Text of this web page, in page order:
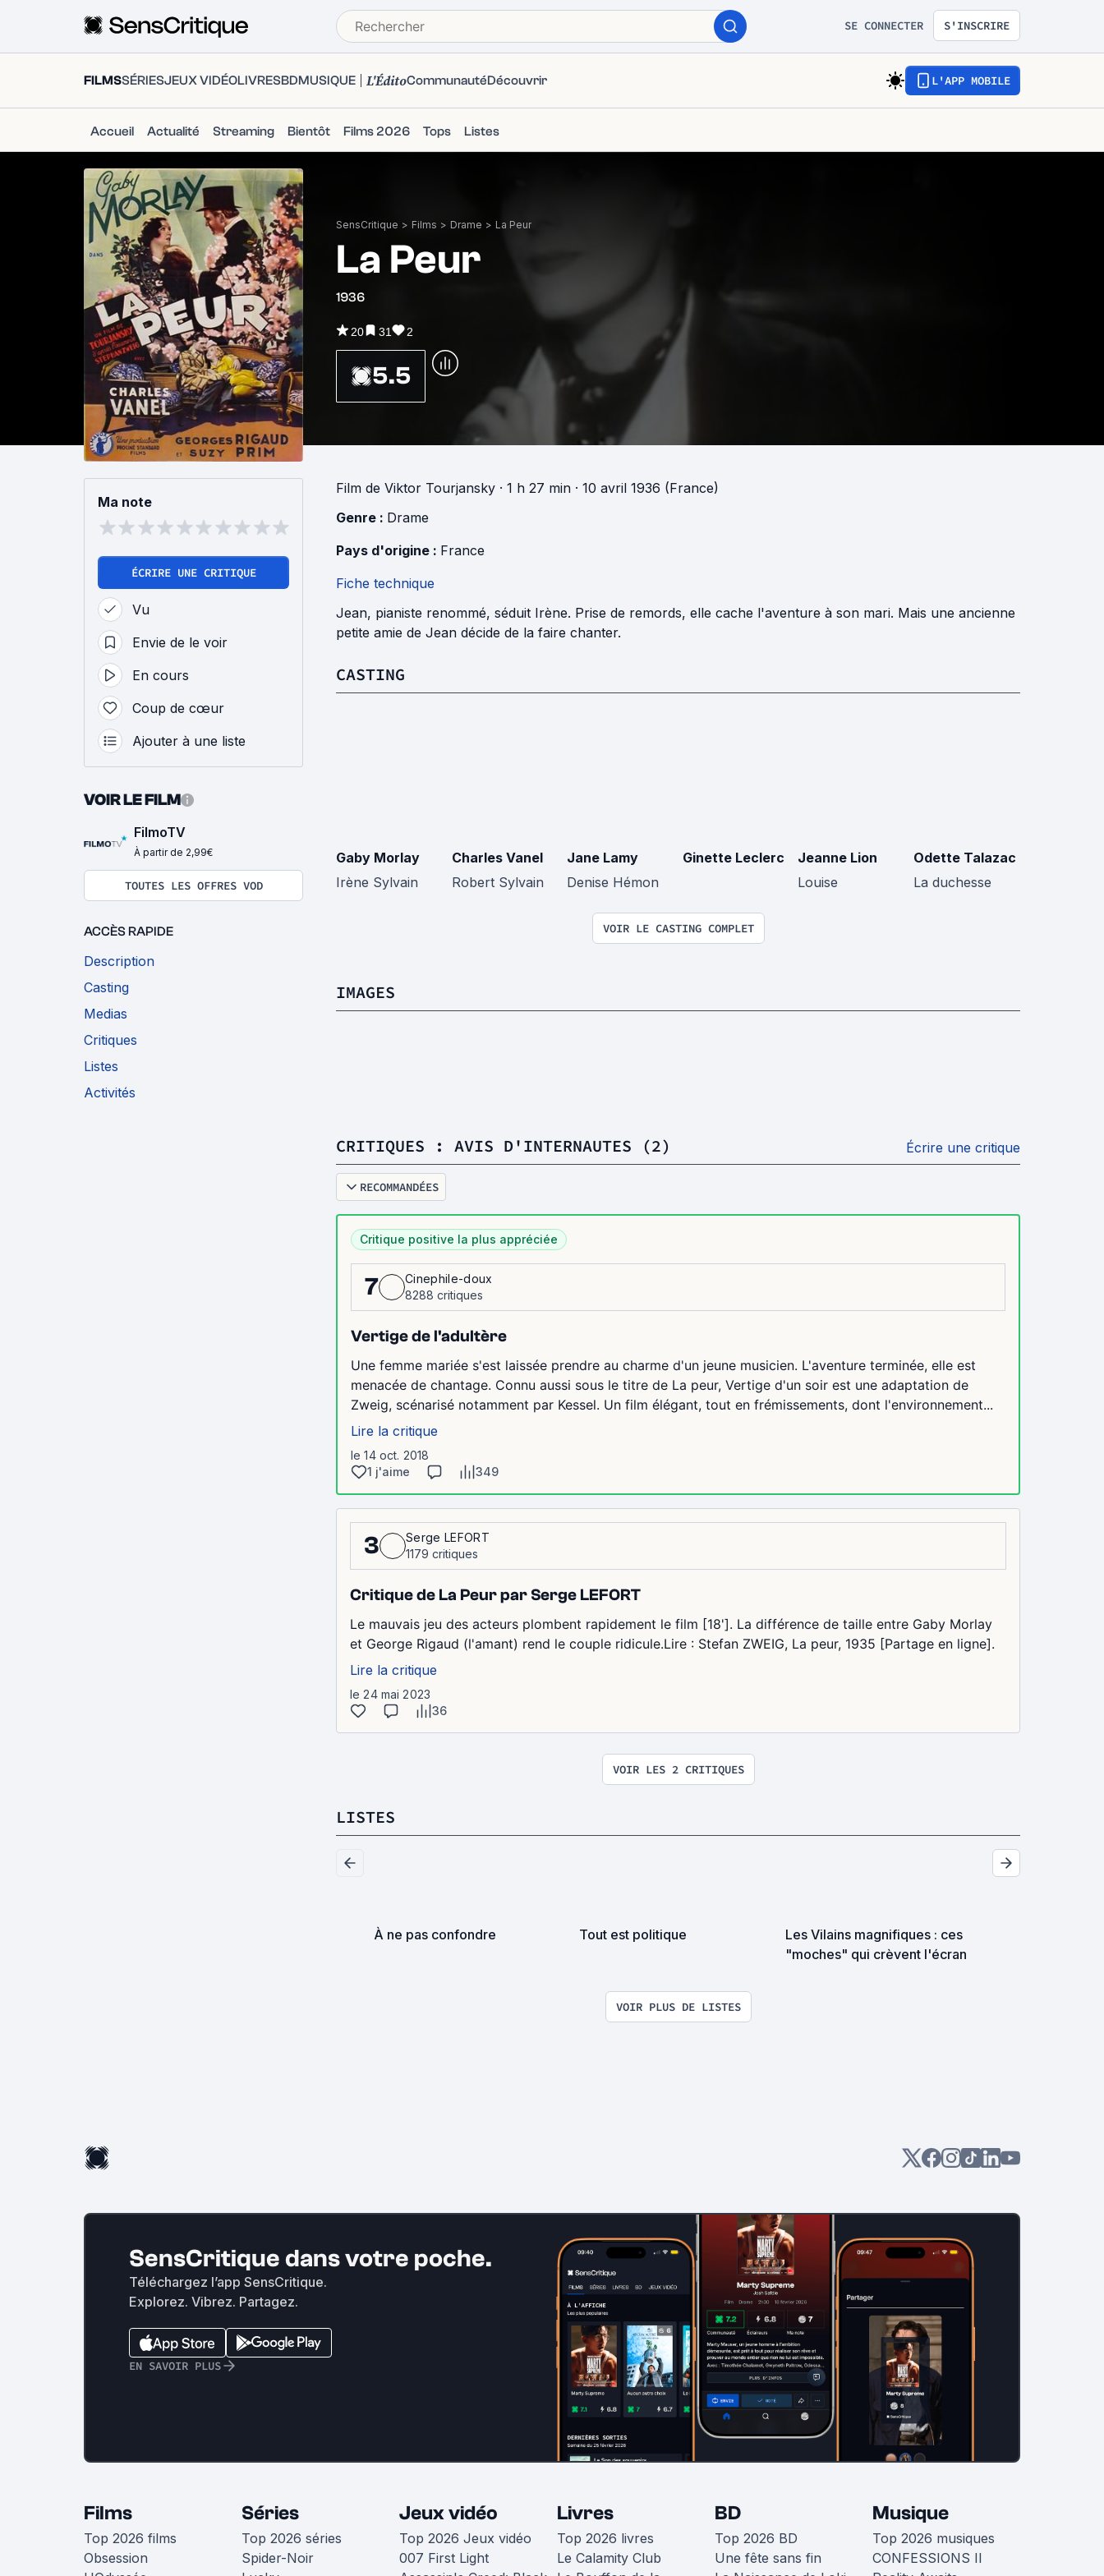
SE CONNECTER S'INSCRIRE
FILMSSÉRIESJEUX VIDÉOLIVRESBDMUSIQUE L'ÉditoCommunautéDécouvrir L'APP MOBILE
Accueil Actualité Streaming Bientôt Films 2026 Tops Listes
SensCritique > Films > Drame > La Peur
La Peur
1936
20 31 2
5.5
Ma note
ÉCRIRE UNE CRITIQUE
Vu
Envie de le voir
En cours
Coup de cœur
Ajouter à une liste
VOIR LE FILM
FilmoTV
À partir de 2,99€
TOUTES LES OFFRES VOD
ACCÈS RAPIDE
Description
Casting
Medias
Critiques
Listes
Activités
Film de Viktor Tourjansky · 1 h 27 min · 10 avril 1936 (France)
Genre : Drame
Pays d'origine : France
Fiche technique
Jean, pianiste renommé, séduit Irène. Prise de remords, elle cache l'aventure à son mari. Mais une ancienne
petite amie de Jean décide de la faire chanter.
CASTING
Gaby Morlay
Irène Sylvain
Charles Vanel
Robert Sylvain
Jane Lamy
Denise Hémon
Ginette Leclerc
Jeanne Lion
Louise
Odette Talazac
La duchesse
VOIR LE CASTING COMPLET
IMAGES
CRITIQUES : AVIS D'INTERNAUTES (2) Écrire une critique
RECOMMANDÉES
Critique positive la plus appréciée
7
Cinephile-doux
8288 critiques
Vertige de l'adultère
Une femme mariée s'est laissée prendre au charme d'un jeune musicien. L'aventure terminée, elle est
menacée de chantage. Connu aussi sous le titre de La peur, Vertige d'un soir est une adaptation de
Zweig, scénarisé notamment par Kessel. Un film élégant, tout en frémissements, dont l'environnement...
Lire la critique
le 14 oct. 2018
1 j'aime
349
3
Serge LEFORT
1179 critiques
Critique de La Peur par Serge LEFORT
Le mauvais jeu des acteurs plombent rapidement le film [18']. La différence de taille entre Gaby Morlay
et George Rigaud (l'amant) rend le couple ridicule.Lire : Stefan ZWEIG, La peur, 1935 [Partage en ligne].
Lire la critique
le 24 mai 2023
36
VOIR LES 2 CRITIQUES
LISTES
À ne pas confondre Tout est politique
Les Vilains magnifiques : ces
"moches" qui crèvent l'écran
VOIR PLUS DE LISTES
SensCritique dans votre poche.
Téléchargez l’app SensCritique.
Explorez. Vibrez. Partagez.
EN SAVOIR PLUS
Films
Top 2026 films
Obsession
Séries
Top 2026 séries
Spider-Noir
Jeux vidéo
Top 2026 Jeux vidéo
007 First Light
Livres
Top 2026 livres
Le Calamity Club
BD
Top 2026 BD
Une fête sans fin
Musique
Top 2026 musiques
CONFESSIONS II